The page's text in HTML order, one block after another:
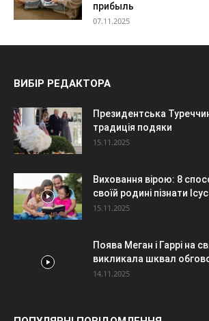
прибыль
07.11.2025
ВИБІР РЕДАКТОРА
Президентська
традиція подяки
15.11.2025
Виховання вірою: 8
своїй родині пізнати
15.11.2025
Поява Меган і Гаррі на
викликала шквал
14.11.2025